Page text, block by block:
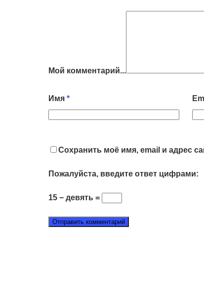
Мой комментарий...
Имя *
Сохранить моё имя, email и адрес
Пожалуйста, введите ответ цифрами:
15 − девять =